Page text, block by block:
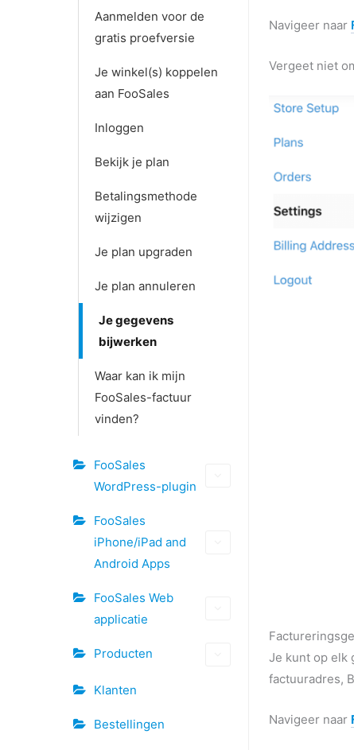
Aanmelden voor de
gratis proefversie
Je winkel(s) koppelen
aan FooSales
Inloggen
Bekijk je plan
Betalingsmethode
wijzigen
Je plan upgraden
Je plan annuleren
Je gegevens
bijwerken
Waar kan ik mijn
FooSales-factuur
vinden?
FooSales
WordPress-plugin
FooSales
iPhone/iPad and
Android Apps
FooSales Web
applicatie
Producten
Klanten
Bestellingen
Navigeer naar
Vergeet niet
Je kunt op elk
factuuradres,
Navigeer naar